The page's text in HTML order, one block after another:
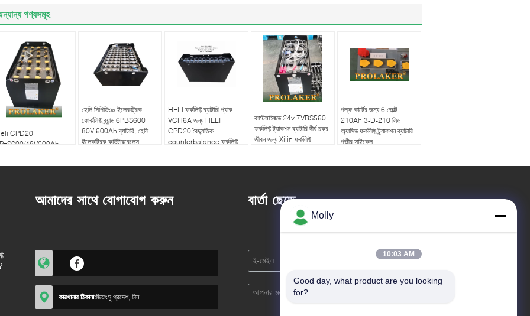
পণ্যসমূহ
CPD20
48V600Ah
হেলি সিপিডি৩০ ইলেকট্রিক
ফোর্কলিফ্ট ব্র্যান্ড 6PBS600
80V 600Ah ব্যাটারি, হেলি
ইলেকট্রিক কাউন্টারবেলেন্স
HELI ফর্কলিফ্ট ব্যাটারি প্যাক
VCH6A জন্য HELI
CPD20 বৈদ্যুতিক
counterbalance ফর্কলিফ্ট
কাস্টমাইজড 24v 7VBS560
ফর্কলিফ্ট ট্যাকশন ব্যাটারি দীর্ঘ চক্র
জীবন জন্য Xilin ফর্কলিফ্ট
গল্ফ কার্টের জন্য 6 ভোল্ট
210Ah 3-D-210 লিড
অ্যাসিড ফর্কলিফ্ট ট্র্যাকশন ব্যাটারি
গভীর সাইকেল
আমাদের সাথে যোগাযোগ করুন
কারখানার ঠিকানা:জিয়াংসু প্রদেশ, চীন
বার্তা ছেড়ে
Molly
10:03 AM
Good day, what product are you looking
for?